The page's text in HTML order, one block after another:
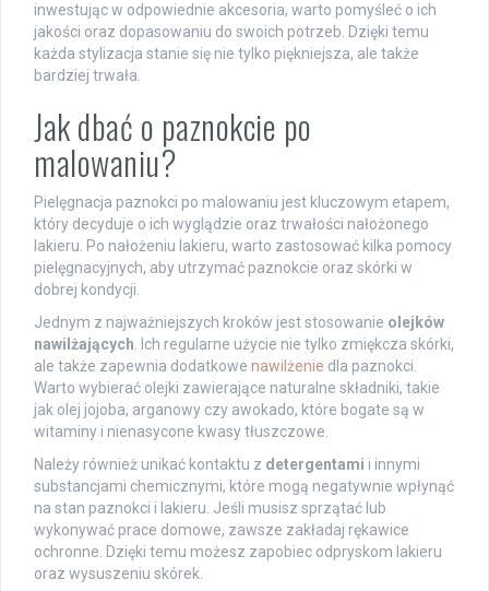
inwestując w odpowiednie akcesoria, warto pomyśleć o ich
jakości oraz dopasowaniu do swoich potrzeb. Dzięki temu
każda stylizacja stanie się nie tylko piękniejsza, ale także
bardziej trwała.
Jak dbać o paznokcie po
malowaniu?
Pielęgnacja paznokci po malowaniu jest kluczowym etapem,
który decyduje o ich wyglądzie oraz trwałości nałożonego
lakieru. Po nałożeniu lakieru, warto zastosować kilka pomocy
pielęgnacyjnych, aby utrzymać paznokcie oraz skórki w
dobrej kondycji.
Jednym z najważniejszych kroków jest stosowanie olejków
nawilżających. Ich regularne użycie nie tylko zmiękcza skórki,
ale także zapewnia dodatkowe nawilżenie dla paznokci.
Warto wybierać olejki zawierające naturalne składniki, takie
jak olej jojoba, arganowy czy awokado, które bogate są w
witaminy i nienasycone kwasy tłuszczowe.
Należy również unikać kontaktu z detergentami i innymi
substancjami chemicznymi, które mogą negatywnie wpłynąć
na stan paznokci i lakieru. Jeśli musisz sprzątać lub
wykonywać prace domowe, zawsze zakładaj rękawice
ochronne. Dzięki temu możesz zapobiec odpryskom lakieru
oraz wysuszeniu skórek.